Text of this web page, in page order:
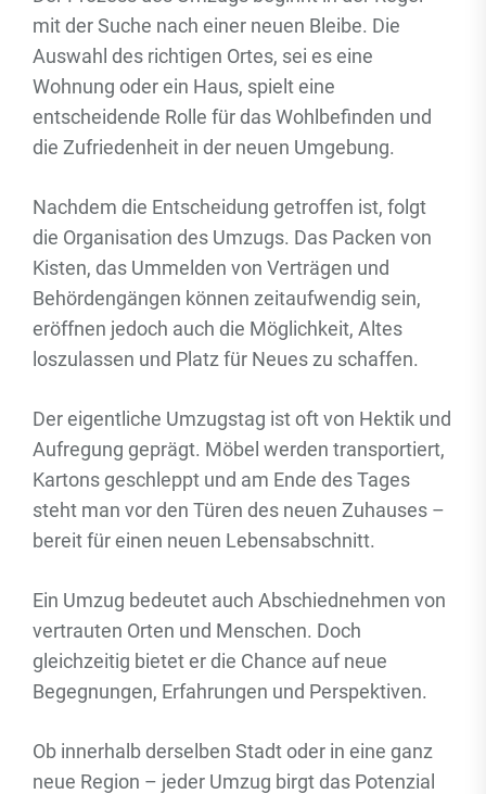
mit der Suche nach einer neuen Bleibe. Die
Auswahl des richtigen Ortes, sei es eine
Wohnung oder ein Haus, spielt eine
entscheidende Rolle für das Wohlbefinden und
die Zufriedenheit in der neuen Umgebung.
Nachdem die Entscheidung getroffen ist, folgt
die Organisation des Umzugs. Das Packen von
Kisten, das Ummelden von Verträgen und
Behördengängen können zeitaufwendig sein,
eröffnen jedoch auch die Möglichkeit, Altes
loszulassen und Platz für Neues zu schaffen.
Der eigentliche Umzugstag ist oft von Hektik und
Aufregung geprägt. Möbel werden transportiert,
Kartons geschleppt und am Ende des Tages
steht man vor den Türen des neuen Zuhauses –
bereit für einen neuen Lebensabschnitt.
Ein Umzug bedeutet auch Abschiednehmen von
vertrauten Orten und Menschen. Doch
gleichzeitig bietet er die Chance auf neue
Begegnungen, Erfahrungen und Perspektiven.
Ob innerhalb derselben Stadt oder in eine ganz
neue Region – jeder Umzug birgt das Potenzial